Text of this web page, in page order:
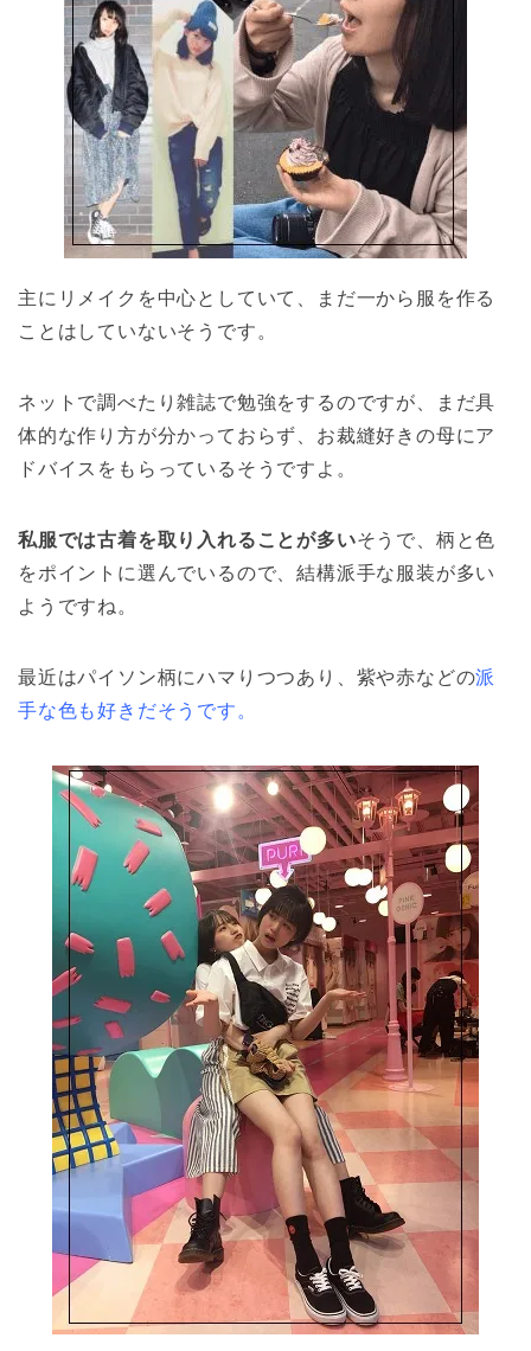
主にリメイクを中心としていて、まだ一から服を作る
ことはしていないそうです。
ネットで調べたり雑誌で勉強をするのですが、まだ具
体的な作り方が分かっておらず、お裁縫好きの母にア
ドバイスをもらっているそうですよ。
私服では古着を取り入れることが多いそうで、柄と色
をポイントに選んでいるので、結構派手な服装が多い
ようですね。
最近はパイソン柄にハマりつつあり、紫や赤などの派
手な色も好きだそうです。